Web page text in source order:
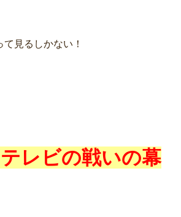
見るしかない！
レビの戦いの幕